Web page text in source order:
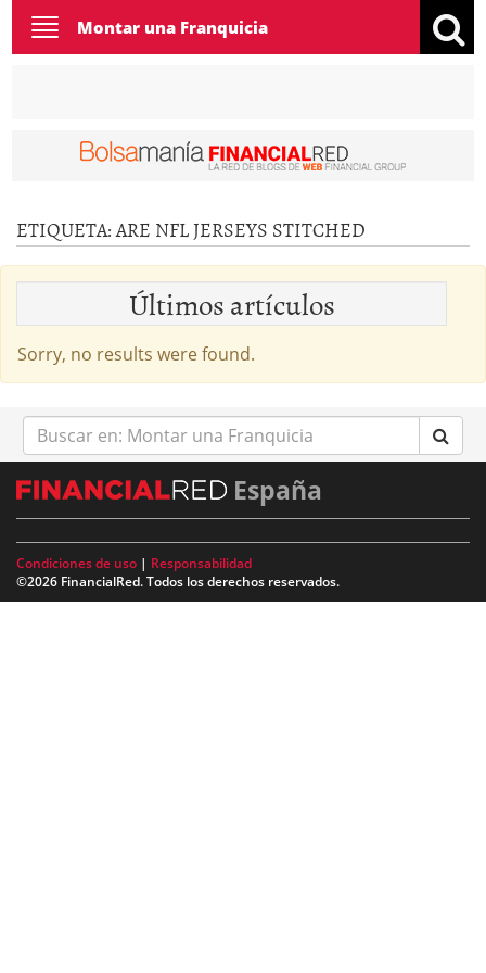
Toggle
navigation
Montar una Franquicia
ETIQUETA:ARE NFL JERSEYS STITCHED
Últimos artículos
Sorry, no results were found.
Buscar
en:
España
Condiciones de uso | Responsabilidad
©2026 FinancialRed. Todos los derechos reservados.